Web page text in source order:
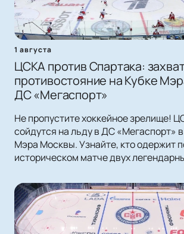
1 августа
ЦСКА против Спартака:
противостояние на Кубке
ДС «Мегаспорт»
Не пропустите хоккейное зрелище!
сойдутся на льду в ДС «Мегаспорт»
Мэра Москвы. Узнайте, кто одержит
историческом матче двух